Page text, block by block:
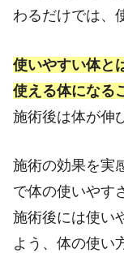
わるだけでは、
使いやすい体と
使える体になる
施術後は体が伸
施術の効果を実
で体の使いやす
施術後には使い
よう、体の使い